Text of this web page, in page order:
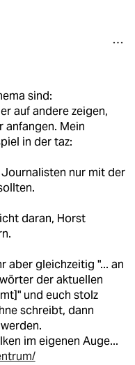
sind:
auf andere zeigen,
anfangen. Mein
in der taz:
nur mit der
daran, Horst
aber gleichzeitig "... an
der aktuellen
und euch stolz
schreibt, dann
im eigenen Auge...